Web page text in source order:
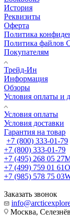
История
Реквизиты
Оферта
Политика
Политика файлов
Покупателям
Трейд-Ин
Информация
Обзоры
Условия оплаты и
Условия оплаты
Условия доставки
Гарантия на товар
+7 (800) 333-01-79
+7 (800) 333-01-79
+7 (495) 268 05 27
+7 (499) 759 01 61
+7 (985) 578 75 03
Заказать звонок
Москва,